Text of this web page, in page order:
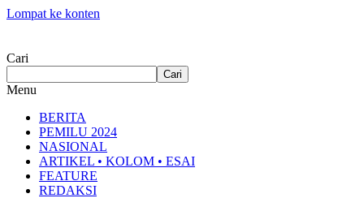
Lompat ke konten
Cari
Cari
Menu
BERITA
PEMILU 2024
NASIONAL
ARTIKEL • KOLOM • ESAI
FEATURE
REDAKSI